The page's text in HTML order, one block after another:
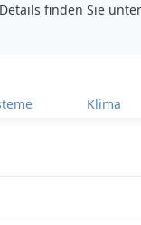
finden Sie unter
Klima